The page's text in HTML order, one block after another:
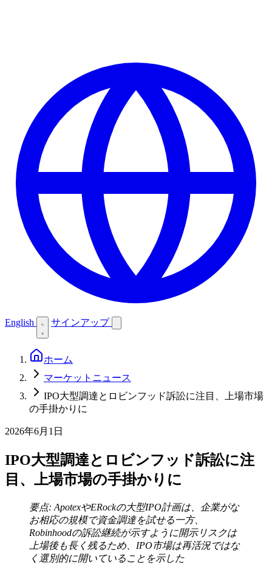
English サインアップ
ホーム
マーケットニュース
IPO大型調達とロビンフッド訴訟に注目、上場市場
の手掛かりに
2026年6月1日
IPO大型調達とロビンフッド訴訟に注
目、上場市場の手掛かりに
要点: ApotexやERockの大型IPO計画は、企業がな
お相応の規模で資金調達を試せる一方、
Robinhoodの訴訟継続が示すように開示リスクは
上場後も長く残るため、IPO市場は再活況ではな
く選別的に開いていることを示した